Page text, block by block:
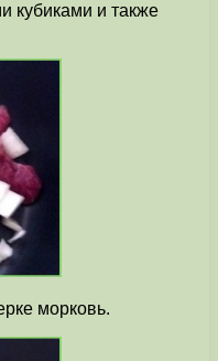
кубиками и также
морковь.